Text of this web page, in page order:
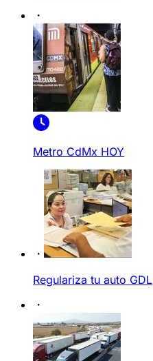
Metro CdMx HOY
Regulariza tu auto GDL